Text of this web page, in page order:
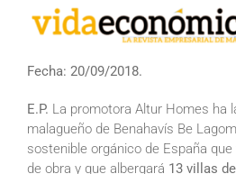
Fecha: 20/09/2018.
E.P. La promotora Altur Homes ha
malagueño de Benahavís Be
sostenible orgánico de España
de obra y que albergará 13 villas